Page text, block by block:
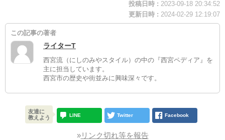
投稿日時 : 2023-09-18 20:34:52
更新日時 : 2024-02-29 12:19:07
この記事の著者
ライターT
西宮流（にしのみやスタイル）の中の『西宮ペディア』を
主に担当しています。
西宮市の歴史や街並みに興味深々です。
友達に
教えよう
LINE Twitter Facebook
»リンク切れ等を報告